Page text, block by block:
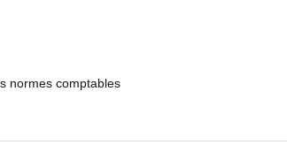
normes comptables